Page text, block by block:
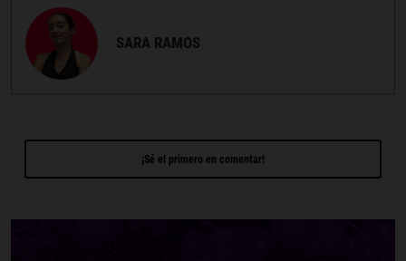
SARA RAMOS
¡Sé el primero en comentar!